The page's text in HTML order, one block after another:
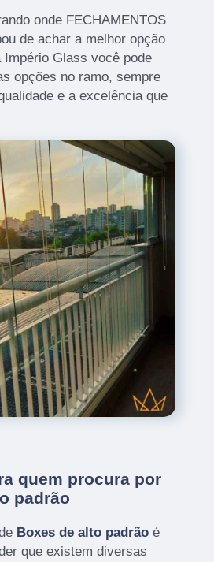
onde FECHAMENTOS
de achar a melhor opção
Império Glass você pode
opções no ramo, sempre
e a excelência que
quem procura por
padrão
Boxes de alto padrão é
que existem diversas